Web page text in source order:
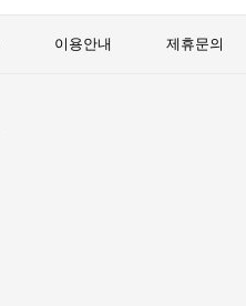
이용안내 제휴문의